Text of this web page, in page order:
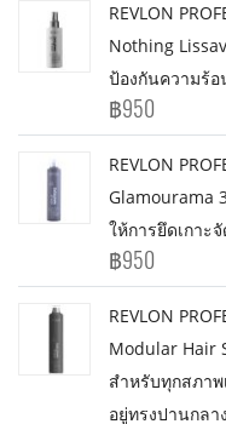
REVLON
Nothing
ป้องกันความร้
฿950
REVLON
Glamourama
ให้การยึดเกาะ
฿950
REVLON
Modular Hair
สำหรับทุกสภา
อยู่ทรงปานกลาง